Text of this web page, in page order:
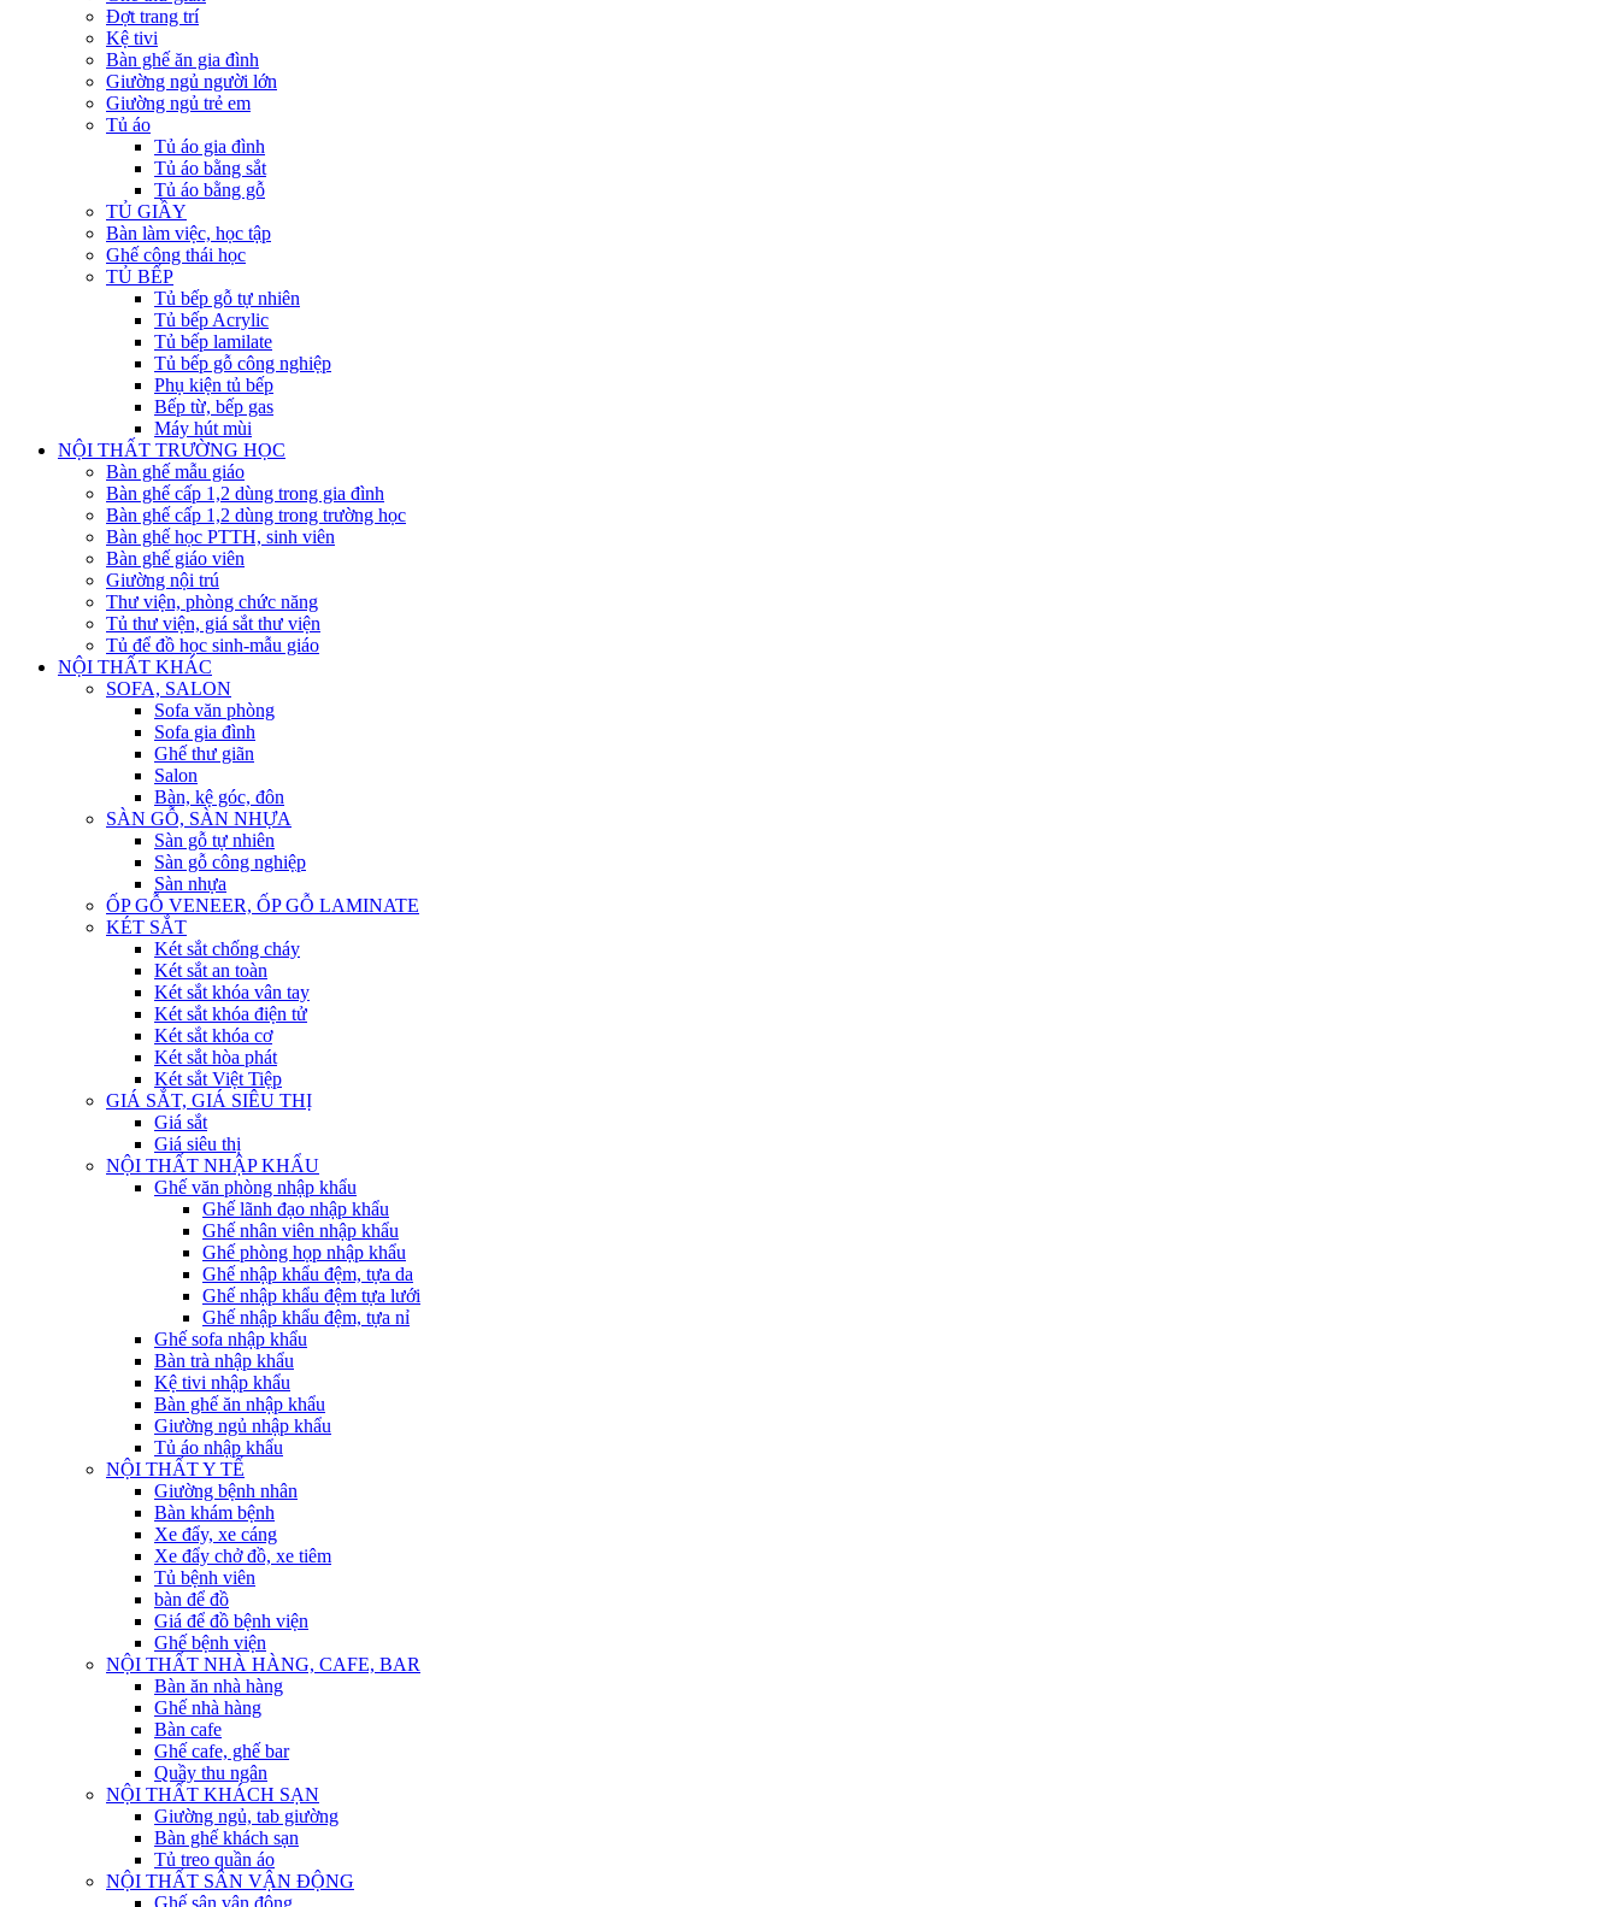
Đợt trang trí
Kệ tivi
Bàn ghế ăn gia đình
Giường ngủ người lớn
Giường ngủ trẻ em
Tủ áo
Tủ áo gia đình
Tủ áo bằng sắt
Tủ áo bằng gỗ
TỦ GIẦY
Bàn làm việc, học tập
Ghế công thái học
TỦ BẾP
Tủ bếp gỗ tự nhiên
Tủ bếp Acrylic
Tủ bếp lamilate
Tủ bếp gỗ công nghiệp
Phụ kiện tủ bếp
Bếp từ, bếp gas
Máy hút mùi
NỘI THẤT TRƯỜNG HỌC
Bàn ghế mẫu giáo
Bàn ghế cấp 1,2 dùng trong gia đình
Bàn ghế cấp 1,2 dùng trong trường học
Bàn ghế học PTTH, sinh viên
Bàn ghế giáo viên
Giường nội trú
Thư viện, phòng chức năng
Tủ thư viện, giá sắt thư viện
Tủ để đồ học sinh-mẫu giáo
NỘI THẤT KHÁC
SOFA, SALON
Sofa văn phòng
Sofa gia đình
Ghế thư giãn
Salon
Bàn, kệ góc, đôn
SÀN GỖ, SÀN NHỰA
Sàn gỗ tự nhiên
Sàn gỗ công nghiệp
Sàn nhựa
ỐP GỖ VENEER, ỐP GỖ LAMINATE
KÉT SẮT
Két sắt chống cháy
Két sắt an toàn
Két sắt khóa vân tay
Két sắt khóa điện tử
Két sắt khóa cơ
Két sắt hòa phát
Két sắt Việt Tiệp
GIÁ SẮT, GIÁ SIÊU THỊ
Giá sắt
Giá siêu thị
NỘI THẤT NHẬP KHẨU
Ghế văn phòng nhập khẩu
Ghế lãnh đạo nhập khẩu
Ghế nhân viên nhập khẩu
Ghế phòng họp nhập khẩu
Ghế nhập khẩu đệm, tựa da
Ghế nhập khẩu đệm tựa lưới
Ghế nhập khẩu đệm, tựa nỉ
Ghế sofa nhập khẩu
Bàn trà nhập khẩu
Kệ tivi nhập khẩu
Bàn ghế ăn nhập khẩu
Giường ngủ nhập khẩu
Tủ áo nhập khẩu
NỘI THẤT Y TẾ
Giường bệnh nhân
Bàn khám bệnh
Xe đẩy, xe cáng
Xe đẩy chở đồ, xe tiêm
Tủ bệnh viên
bàn để đồ
Giá để đồ bệnh viện
Ghế bệnh viện
NỘI THẤT NHÀ HÀNG, CAFE, BAR
Bàn ăn nhà hàng
Ghế nhà hàng
Bàn cafe
Ghế cafe, ghế bar
Quầy thu ngân
NỘI THẤT KHÁCH SẠN
Giường ngủ, tab giường
Bàn ghế khách sạn
Tủ treo quần áo
NỘI THẤT SÂN VẬN ĐỘNG
Ghế sân vận động